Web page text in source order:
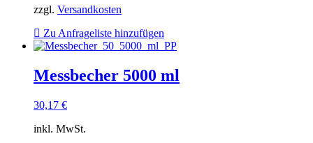
zzgl. Versandkosten
Zu Anfrageliste hinzufügen
Messbecher 5000 ml
30,17 €
inkl. MwSt.